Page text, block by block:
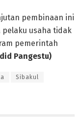
pembinaan ini
pelaku usaha tidak
pemerintah
Pangestu)
Sibakul